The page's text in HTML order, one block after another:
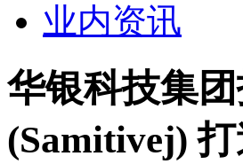
业内资讯
华银科技集
(Samitivej)